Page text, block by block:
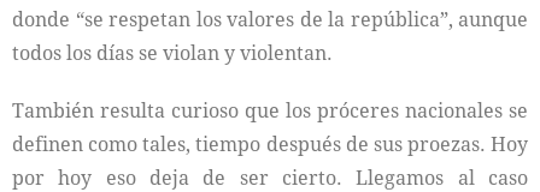
donde “se respetan los valores de la república”, aunque
todos los días se violan y violentan.
También resulta curioso que los próceres nacionales se
definen como tales, tiempo después de sus proezas. Hoy
por hoy eso deja de ser cierto. Llegamos al caso